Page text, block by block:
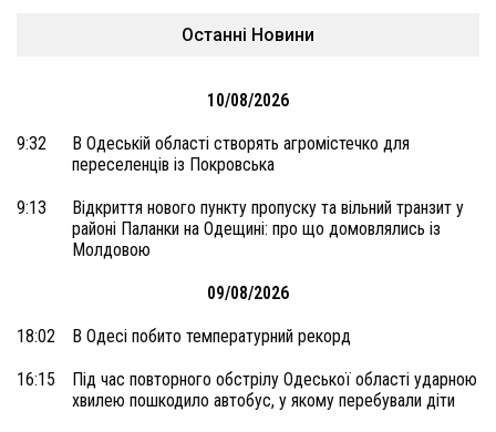
Останні Новини
10/08/2026
9:32
В Одеській області створять агромістечко для
переселенців із Покровська
9:13
Відкриття нового пункту пропуску та вільний транзит у
районі Паланки на Одещині: про що домовлялись із
Молдовою
09/08/2026
18:02 В Одесі побито температурний рекорд
16:15
Під час повторного обстрілу Одеської області ударною
хвилею пошкодило автобус, у якому перебували діти